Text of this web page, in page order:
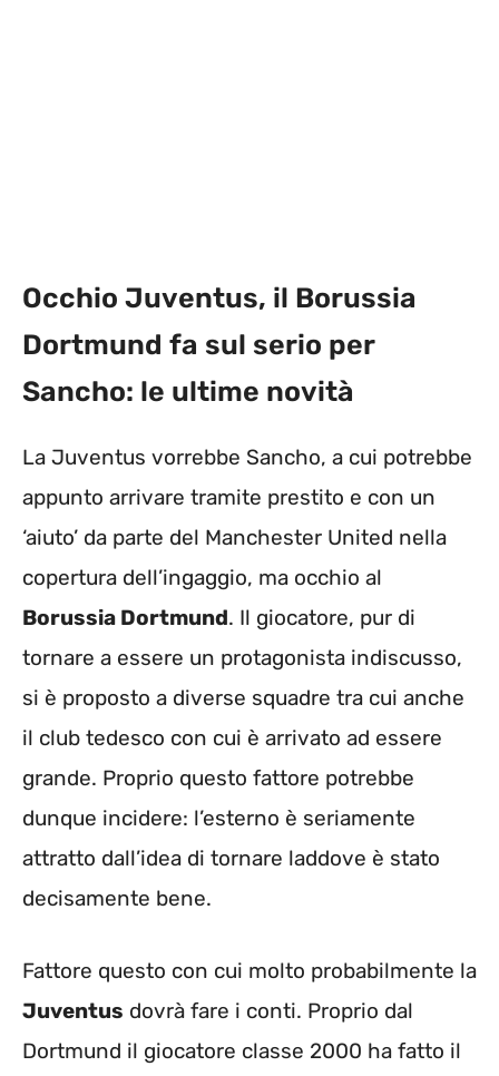
Occhio Juventus, il Borussia
Dortmund fa sul serio per
Sancho: le ultime novità
La Juventus vorrebbe Sancho, a cui potrebbe
appunto arrivare tramite prestito e con un
‘aiuto’ da parte del Manchester United nella
copertura dell’ingaggio, ma occhio al
Borussia Dortmund. Il giocatore, pur di
tornare a essere un protagonista indiscusso,
si è proposto a diverse squadre tra cui anche
il club tedesco con cui è arrivato ad essere
grande. Proprio questo fattore potrebbe
dunque incidere: l’esterno è seriamente
attratto dall’idea di tornare laddove è stato
decisamente bene.
Fattore questo con cui molto probabilmente la
Juventus dovrà fare i conti. Proprio dal
Dortmund il giocatore classe 2000 ha fatto il